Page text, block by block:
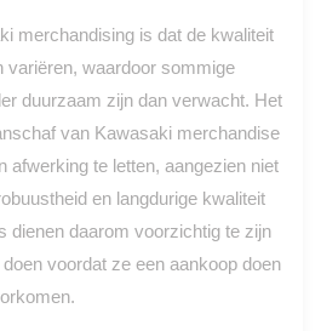
merchandising is dat de kwaliteit
variëren, waardoor sommige
duurzaam zijn dan verwacht. Het
van Kawasaki merchandise
afwerking te letten, aangezien niet
en langdurige kwaliteit
dienen daarom voorzichtig te zijn
voordat ze een aankoop doen